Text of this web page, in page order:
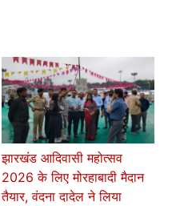
झारखंड आदिवासी महोत्सव
2026 के लिए मोरहाबादी मैदान
तैयार, वंदना दादेल ने लिया